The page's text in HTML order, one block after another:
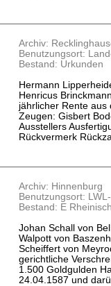
Archiv:
Benutzungsort:
Bestand: Urkunden
Hermann
Henricus
jährlicher Rente aus
Zeugen: Gisbert
Ausstellers
Rückvermerk
Archiv: Hinnenburg
Benutzungsort:
Bestand: E
Johan Schall von
Walpott von
Scheiffert von
gerichtliche
1.500 Goldgulden
24.04.1587 und